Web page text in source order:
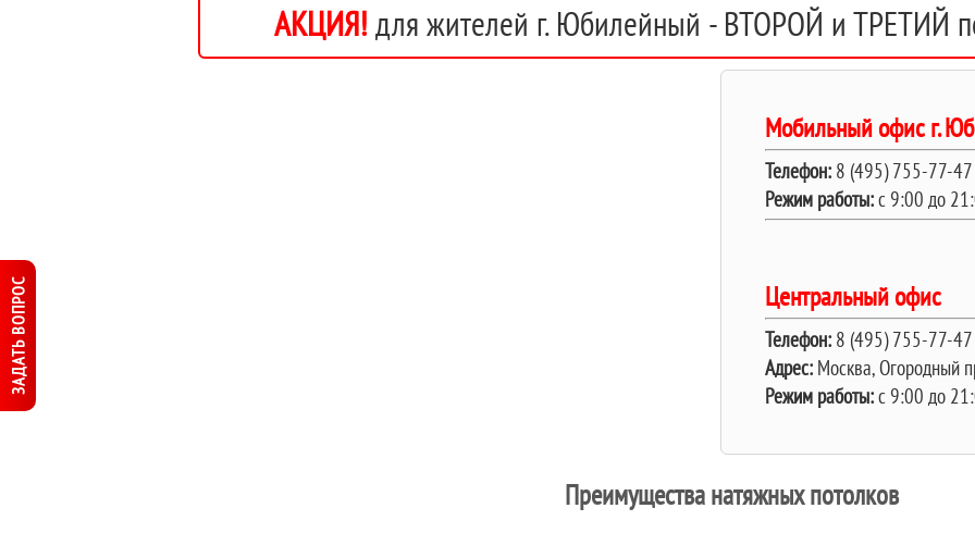
быстро,качественно,профессионально
собой ,что очень приятно.Мне все
АКЦИЯ!для жителей г. Юбилейный - ВТОРОЙ и ТРЕТИЙ
Мобильный офис г.
Телефон: 8 (495) 755-77-47
Режим работы:c 9:00 до
Центральный офис
Телефон: 8 (495) 755-77-47
Адрес: Москва,Огородный
Режим работы:c 9:00 до
Преимущества натяжных потолков
ЗАДАТЬ ВОПРОС